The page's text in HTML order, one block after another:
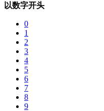
以数字开头
0
1
2
3
4
5
6
7
8
9